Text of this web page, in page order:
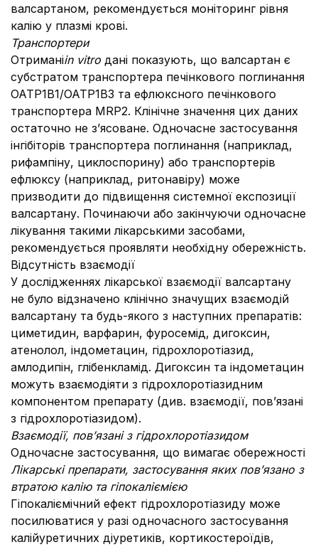
валсартаном, рекомендується моніторинг рівня
калію у плазмі крові.
Транспортери
Отриманіin vitro дані показують, що валсартан є
субстратом транспортера печінкового поглинання
ОАТР1В1/ОАТР1В3 та ефлюксного печінкового
транспортера MRP2. Клінічне значення цих даних
остаточно не з’ясоване. Одночасне застосування
інгібіторів транспортера поглинання (наприклад,
рифампіну, циклоспорину) або транспортерів
ефлюксу (наприклад, ритонавіру) може
призводити до підвищення системної експозиції
валсартану. Починаючи або закінчуючи одночасне
лікування такими лікарськими засобами,
рекомендується проявляти необхідну обережність.
Відсутність взаємодії
У дослідженнях лікарської взаємодії валсартану
не було відзначено клінічно значущих взаємодій
валсартану та будь-якого з наступних препаратів:
циметидин, варфарин, фуросемід, дигоксин,
атенолол, індометацин, гідрохлоротіазид,
амлодипін, глібенкламід. Дигоксин та індометацин
можуть взаємодіяти з гідрохлоротіазидним
компонентом препарату (див. взаємодії, пов’язані
з гідрохлоротіазидом).
Взаємодії, пов’язані з гідрохлоротіазидом
Одночасне застосування, що вимагає обережності
Лікарські препарати, застосування яких пов’язано з
втратою калію та гіпокаліємією
Гіпокаліємічний ефект гідрохлоротіазиду може
посилюватися у разі одночасного застосування
калійуретичних діуретиків, кортикостероїдів,